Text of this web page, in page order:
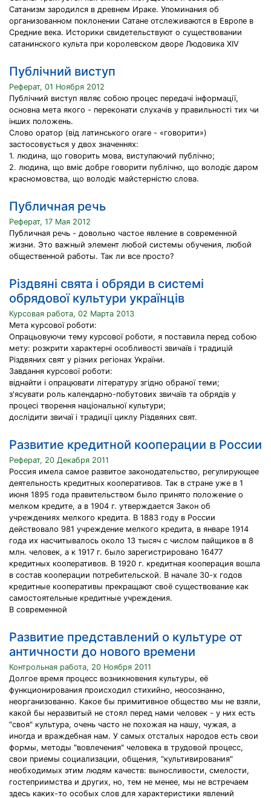
Сатанизм зародился в древнем Ираке. Упоминания об
организованном поклонении Сатане отслеживаются в Европе в
Средние века. Историки свидетельствуют о существовании
сатанинского культа при королевском дворе Людовика XIV
Публічний виступ
Реферат, 01 Ноября 2012
Публічний виступ являє собою процес передачі інформації,
основна мета якого - переконати слухачів у правильності тих чи
інших положень.
Слово оратор (від латинського orare - «говорити»)
застосовується у двох значеннях:
1. людина, що говорить мова, виступаючий публічно;
2. людина, що вміє добре говорити публічно, що володіє даром
красномовства, що володіє майстерністю слова.
Публичная речь
Реферат, 17 Мая 2012
Публичная речь - довольно частое явление в современной
жизни. Это важный элемент любой системы обучения, любой
общественной работы. Так ли все просто?
Різдвяні свята і обряди в системі
обрядової культури українців
Курсовая работа, 02 Марта 2013
Мета курсової роботи:
Опрацьовуючи тему курсової роботи, я поставила перед собою
мету: розкрити характерні особливості звичаїв і традицій
Різдвяних свят у різних регіонах України.
Завдання курсової роботи:
віднайти і опрацювати літературу згідно обраної теми;
з'ясувати роль календарно-побутових звичаїв та обрядів у
процесі творення національної культури;
дослідити звичаї і традиції циклу Різдвяних свят.
Развитие кредитной кооперации в России
Реферат, 20 Декабря 2011
Россия имела самое развитое законодательство, регулирующее
деятельность кредитных кооперативов. Так в стране уже в 1
июня 1895 года правительством было принято положение о
мелком кредите, а в 1904 г. утверждается Закон об
учреждениях мелкого кредита. В 1883 году в России
действовало 981 учреждение мелкого кредита, в январе 1914
года их насчитывалось около 13 тысяч с числом пайщиков в 8
млн. человек, а к 1917 г. было зарегистрировано 16477
кредитных кооперативов. В 1920 г. кредитная кооперация вошла
в состав кооперации потребительской. В начале 30-х годов
кредитные кооперативы прекращают своё существование как
самостоятельные кредитные учреждения.
В современной
Развитие представлений о культуре от
античности до нового времени
Контрольная работа, 20 Ноября 2011
Долгое время процесс возникновения культуры, её
функционирования происходил стихийно, неосознанно,
неорганизованно. Какое бы примитивное общество мы не взяли,
какой бы неразвитый не стоял перед нами человек - у них есть
"своя" культура, очень часто не похожая на нашу, чужая, а
иногда и враждебная нам. У самых отсталых народов есть свои
формы, методы "вовлечения" человека в трудовой процесс,
свои приемы социализации, общения, "культивирования"
необходимых этим людям качеств: выносливости, смелости,
гостеприимства и других, но, тем не менее, мы не встречаем
здесь каких-то особых слов для характеристики явлений